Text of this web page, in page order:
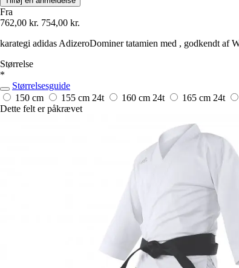
Fra
762,00 kr. 754,00 kr.
karategi adidas AdizeroDominer tatamien med , godkendt
Størrelse
*
Størrelsesguide
150 cm
155 cm 24t 160 cm 24t 165 cm 24t
Dette felt er påkrævet